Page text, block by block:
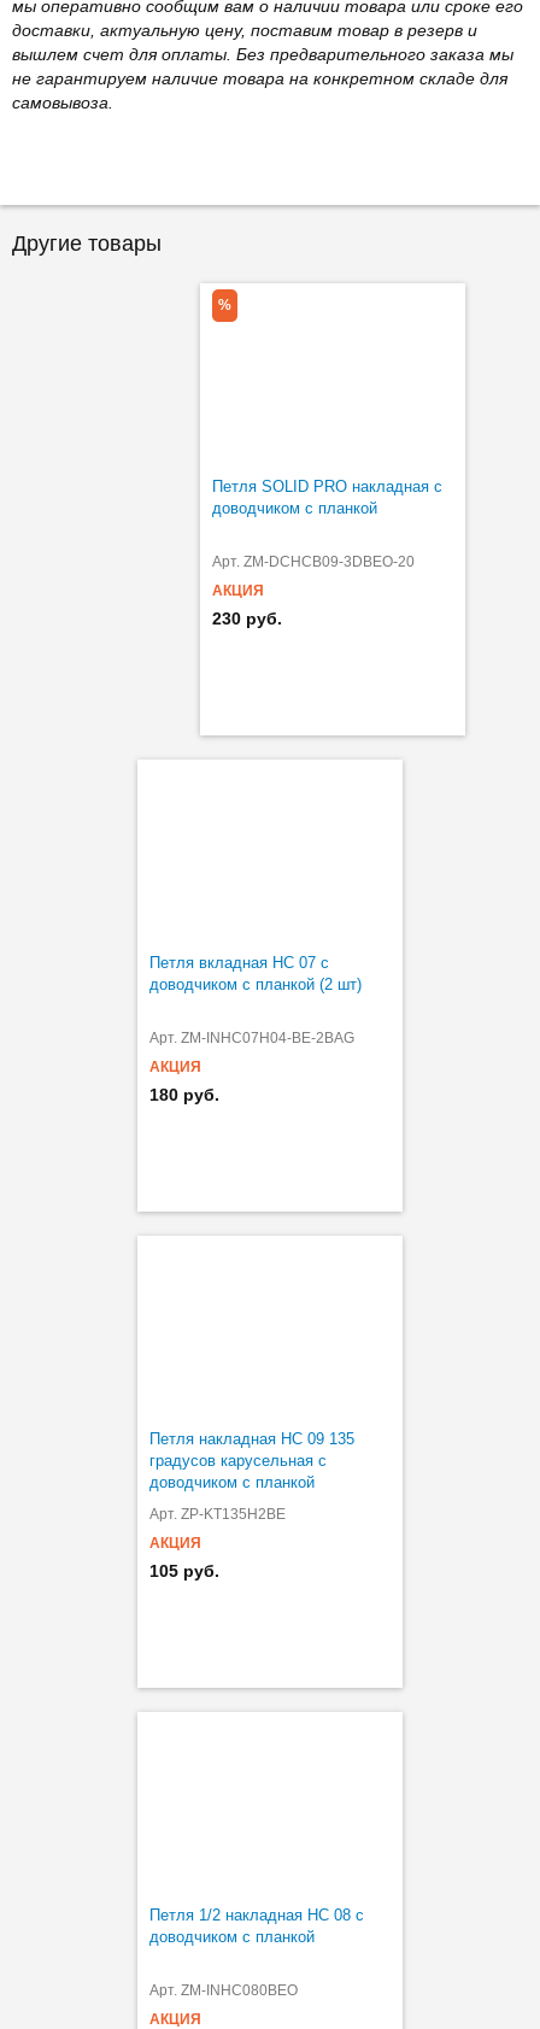
мы оперативно сообщим вам о наличии товара или сроке его
доставки, актуальную цену, поставим товар в резерв и
вышлем счет для оплаты. Без предварительного заказа мы
не гарантируем наличие товара на конкретном складе для
самовывоза.
Другие товары
%
Петля SOLID PRO накладная с
доводчиком с планкой
Арт. ZM-DCHCB09-3DBEO-20
АКЦИЯ
230 руб.
Петля вкладная HC 07 с
доводчиком с планкой (2 шт)
Арт. ZM-INHC07H04-BE-2BAG
АКЦИЯ
180 руб.
Петля накладная HC 09 135
градусов карусельная с
доводчиком с планкой
Арт. ZP-KT135H2BE
АКЦИЯ
105 руб.
Петля 1/2 накладная HC 08 с
доводчиком с планкой
Арт. ZM-INHC080BEO
АКЦИЯ